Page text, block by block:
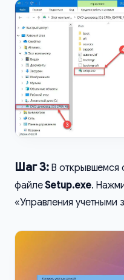
Шаг 3: В открывшемся
файлеSetup.exe.
«Управления учетными